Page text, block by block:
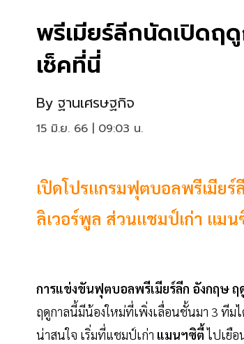
พรีเมียร์ลีกนัดเปิดฤ
เช็คที่นี่
By ฐานเศรษฐกิจ
15 มิ.ย. 66 | 09:03 น.
เปิดโปรแกรมฟุตบอลพรีเมีย
ลิเวอร์พูล ส่วนแชมป์เก่า แม
การแข่งขันฟุตบอลพรีเมียร์ลีก อังกฤษ ฤ
ฤดูกาลนี้มีน้องใหม่ที่เพิ่งเลื่อนชั้นมา 3 ทีม
น่าสนใจ เริ่มที่แชมป์เก่า แมนฯซิตี้ไปเยือ